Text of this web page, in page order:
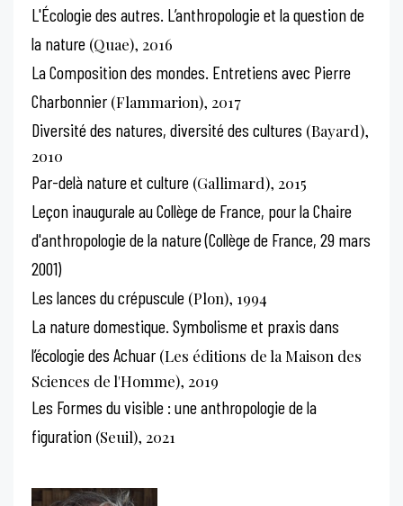
L'Écologie des autres. L’anthropologie et la question de
la nature (Quae), 2016
La Composition des mondes. Entretiens avec Pierre
Charbonnier (Flammarion), 2017
Diversité des natures, diversité des cultures (Bayard),
2010
Par-delà nature et culture (Gallimard), 2015
Leçon inaugurale au Collège de France, pour la Chaire
d'anthropologie de la nature (Collège de France, 29 mars
2001)
Les lances du crépuscule (Plon), 1994
La nature domestique. Symbolisme et praxis dans
l’écologie des Achuar (Les éditions de la Maison des
Sciences de l'Homme), 2019
Les Formes du visible : une anthropologie de la
figuration (Seuil), 2021